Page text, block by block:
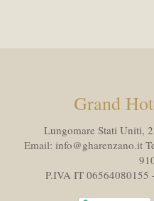
Grand
Lungomare Stati Uniti,
Email: info@gharenzano.it
P.IVA IT